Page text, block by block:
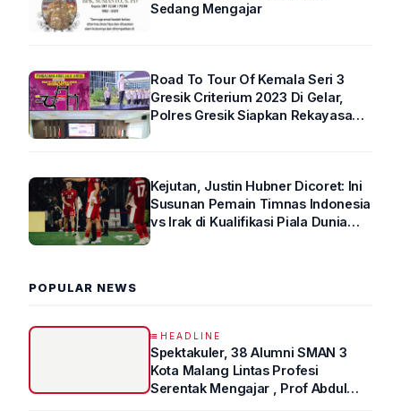
Sedang Mengajar
Road To Tour Of Kemala Seri 3
Gresik Criterium 2023 Di Gelar,
Polres Gresik Siapkan Rekayasa
Kejutan, Justin Hubner Dicoret: Ini
Susunan Pemain Timnas Indonesia
vs Irak di Kualifikasi Piala Dunia
POPULAR NEWS
HEADLINE
Spektakuler, 38 Alumni SMAN 3
Kota Malang Lintas Profesi
Serentak Mengajar , Prof Abdul